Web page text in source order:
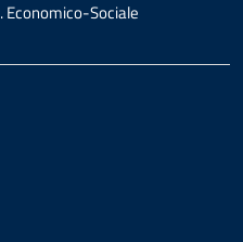
Economico-Sociale